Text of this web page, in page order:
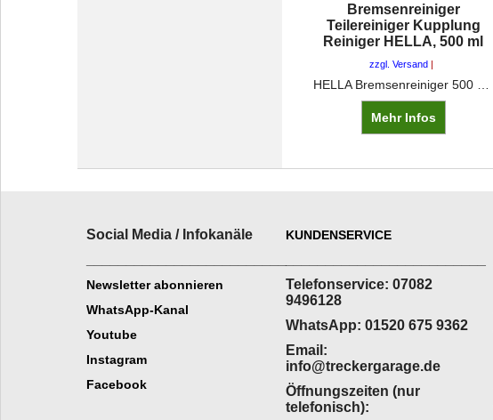
Bremsenreiniger
Teilereiniger Kupplung
Reiniger HELLA, 500 ml
zzgl. Versand
Mehr Infos
Social Media / Infokanäle
Newsletter abonnieren
WhatsApp-Kanal
Youtube
Instagram
Facebook
KUNDENSERVICE
Telefonservice: 07082
9496128
WhatsApp: 01520 675 9362
Email:
info@treckergarage.de
Öffnungszeiten (nur
telefonisch):